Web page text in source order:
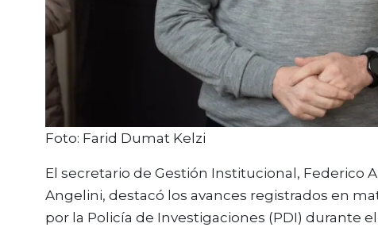
Foto: Farid Dumat Kelzi
El secretario de Gestión Institucional, Federico
Angelini, destacó los avances registrados en
por la Policía de Investigaciones (PDI) durante